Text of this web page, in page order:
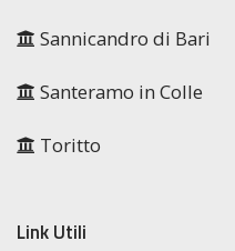
Sannicandro di Bari
Santeramo in Colle
Toritto
Link Utili